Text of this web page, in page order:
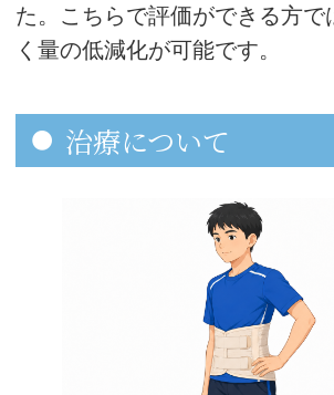
た。こちらで評価ができる方で
く量の低減化が可能です。
治療について